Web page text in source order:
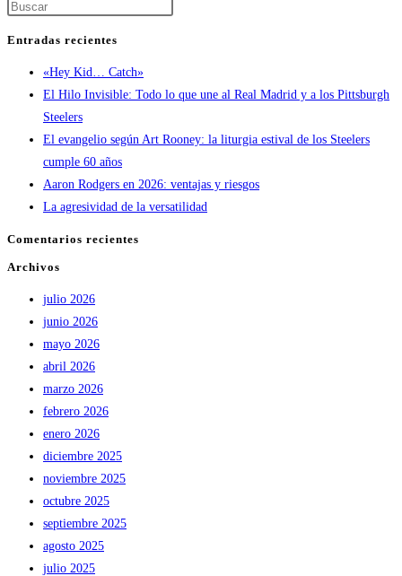
fútbol
americano
fobal
el
de
Entradas recientes
«Hey Kid… Catch»
El Hilo Invisible: Todo lo que une al Real Madrid y a los Pittsburgh
Steelers
El evangelio según Art Rooney: la liturgia estival de los Steelers
cumple 60 años
Aaron Rodgers en 2026: ventajas y riesgos
La agresividad de la versatilidad
Comentarios recientes
Archivos
julio 2026
junio 2026
mayo 2026
abril 2026
marzo 2026
febrero 2026
enero 2026
diciembre 2025
noviembre 2025
octubre 2025
septiembre 2025
agosto 2025
julio 2025